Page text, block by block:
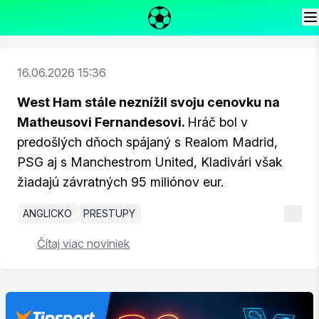
16.06.2026 15:36
West Ham stále neznížil svoju cenovku na
Matheusovi Fernandesovi. Hráč bol v
predošlých dňoch spájaný s Realom Madrid,
PSG aj s Manchestrom United, Kladivári však
žiadajú závratných 95 miliónov eur.
ANGLICKO PRESTUPY
Čítaj viac noviniek